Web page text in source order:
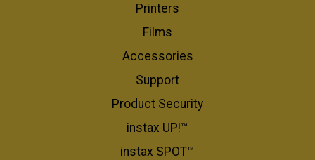
Printers
Films
Accessories
Support
Product Security
instax UP!™
instax SPOT™